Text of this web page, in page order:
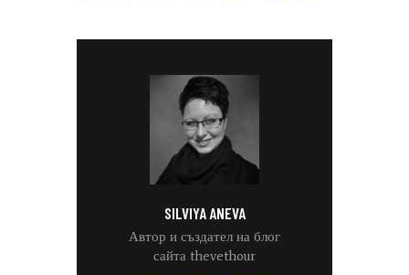
SILVIYA ANEVA
Автор и създател на блог
сайта thevethour